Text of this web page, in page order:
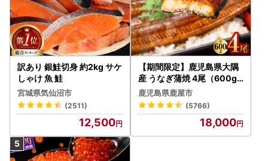
訳あり 銀鮭切身 約2kg サケ
しゃけ 魚 鮭
宮城県気仙沼市
(2511)
12,500
【期間限定】鹿児島県大隅
産 うなぎ蒲焼 4尾（600g
） KN007-004-04-cp18
うなぎ 鰻 魚 惣菜 総菜
鹿児島県鹿屋市
(5766)
18,000